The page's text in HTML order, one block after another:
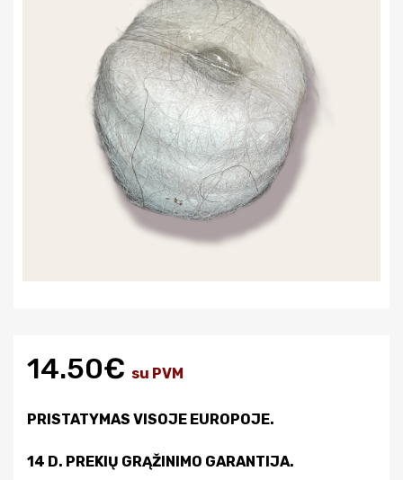
14.50€ su PVM
PRISTATYMAS VISOJE EUROPOJE.
14 D. PREKIŲ GRĄŽINIMO GARANTIJA.